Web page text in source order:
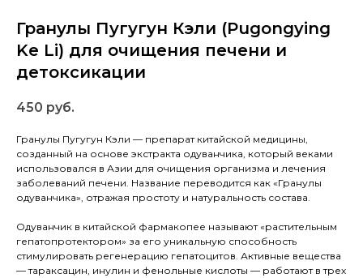
Гранулы Пугугун Кэли (Pugongying
Ke Li) для очищения печени и
детоксикации
450 руб.
Гранулы Пугугун Кэли — препарат китайской медицины,
созданный на основе экстракта одуванчика, который веками
использовался в Азии для очищения организма и лечения
заболеваний печени. Название переводится как «Гранулы
одуванчика», отражая простоту и натуральность состава.
Одуванчик в китайской фармакопее называют «растительным
гепатопротектором» за его уникальную способность
стимулировать регенерацию гепатоцитов. Активные вещества
— тараксацин, инулин и фенольные кислоты — работают в трех